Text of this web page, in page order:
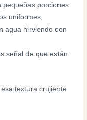
pequeñas porciones
uniformes,
agua hirviendo con
señal de que están
textura crujiente